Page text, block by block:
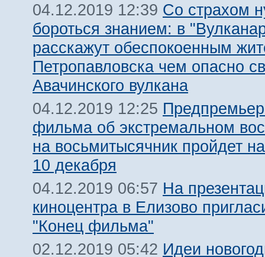
04.12.2019 12:39 Со страхом
бороться знанием: в
расскажут обеспокоенным
Петропавловска чем опасно
Авачинского вулкана
04.12.2019 12:25
фильма об экстремальном
на восьмитысячник пройдет
10 декабря
04.12.2019 06:57 На
киноцентра в Елизово
"Конец фильма"
02.12.2019 05:42 Идеи